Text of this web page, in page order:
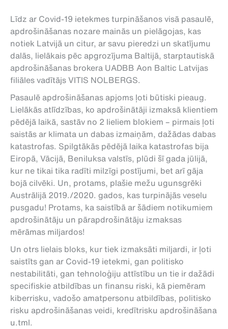
Līdz ar Covid-19 ietekmes turpināšanos visā pasaulē,
apdrošināšanas nozare mainās un pielāgojas, kas
notiek Latvijā un citur, ar savu pieredzi un skatījumu
dalās, lielākais pēc apgrozījuma Baltijā, starptautiskā
apdrošināšanas brokera UADBB Aon Baltic Latvijas
filiāles vadītājs VITIS NOLBERGS.
Pasaulē apdrošināšanas apjoms ļoti būtiski pieaug.
Lielākās atlīdzības, ko apdrošinātāji izmaksā klientiem
pēdējā laikā, sastāv no 2 lieliem blokiem – pirmais ļoti
saistās ar klimata un dabas izmaiņām, dažādas dabas
katastrofas. Spilgtākās pēdējā laika katastrofas bija
Eiropā, Vācijā, Beniluksa valstīs, plūdi šī gada jūlijā,
kur ne tikai tika radīti milzīgi postījumi, bet arī gāja
bojā cilvēki. Un, protams, plašie mežu ugunsgrēki
Austrālijā 2019./2020. gados, kas turpinājās veselu
pusgadu! Protams, ka saistībā ar šādiem notikumiem
apdrošinātāju un pārapdrošinātāju izmaksas
mērāmas miljardos!
Un otrs lielais bloks, kur tiek izmaksāti miljardi, ir ļoti
saistīts gan ar Covid-19 ietekmi, gan politisko
nestabilitāti, gan tehnoloģiju attīstību un tie ir dažādi
specifiskie atbildības un finansu riski, kā piemēram
kiberrisku, vadošo amatpersonu atbildības, politisko
risku apdrošināšanas veidi, kredītrisku apdrošināšana
u.tml.